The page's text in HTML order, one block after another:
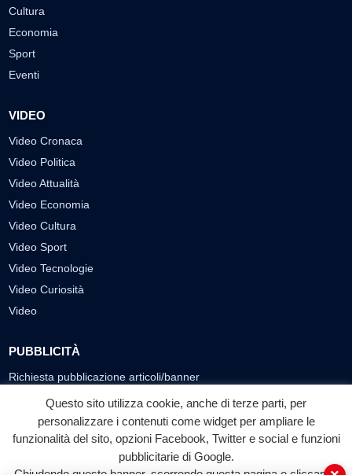
Cultura
Economia
Sport
Eventi
VIDEO
Video Cronaca
Video Politica
Video Attualità
Video Economia
Video Cultura
Video Sport
Video Tecnologie
Video Curiosità
Video
PUBBLICITÀ
Richiesta pubblicazione articoli/banner
SEGUICI SUI SOCIAL
f
Facebook
◎ ▶
YouTube
Questo sito utilizza cookie, anche di terze parti, per
personalizzare i contenuti come widget per ampliare le
funzionalità del sito, opzioni Facebook, Twitter e social e funzioni
pubblicitarie di Google.